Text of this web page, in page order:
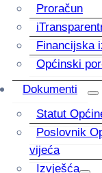
Proračun
Financijska
Općinski
Dokumenti
Statut
Poslovnik
vijeća
Izvješća